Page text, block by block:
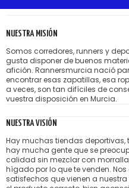
NUESTRA MISIÓN
Somos corredores, runners y
gusta disponer de buenos
afición. Rannersmurcia nació
encontrar esas zapatillas, esa
a veces, son tan difíciles de
vuestra disposición en Murcia.
NUESTRA VISIÓN
Hay muchas tiendas
hay mucha gente que se
calidad sin mezclar con
hígado por lo que te venden.
satisfechos que vienen a